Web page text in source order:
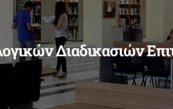
Διαδικασιών